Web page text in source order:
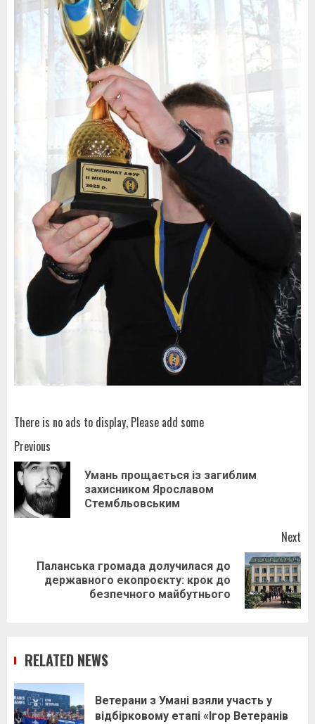
There is no ads to display, Please add some
Post
navigation
Previous
Умань прощається із загиблим
захисником Ярославом
Стембльовським
Next
Паланська громада долучилася до
державного екопроєкту: крок до
безпечного майбутнього
RELATED NEWS
Ветерани з Умані взяли участь у
відбірковому етапі «Ігор Ветеранів